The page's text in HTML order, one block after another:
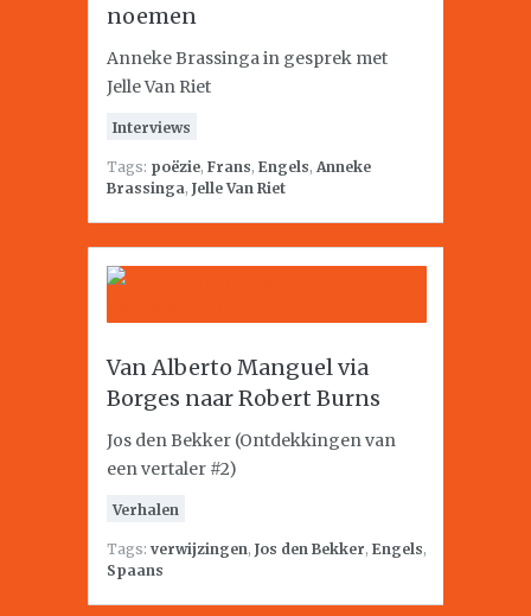
noemen
Anneke Brassinga in gesprek met
Jelle Van Riet
Interviews
Tags: poëzie, Frans, Engels, Anneke
Brassinga, Jelle Van Riet
Van Alberto Manguel via
Borges naar Robert Burns
Jos den Bekker (Ontdekkingen van
een vertaler #2)
Verhalen
Tags: verwijzingen, Jos den Bekker, Engels,
Spaans